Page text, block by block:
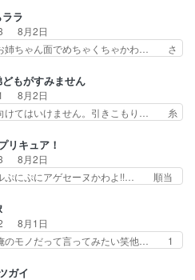
ヤする別れ方だ… 役で出演させてい
！よろしくお… 毎クールメインヒロ
なっちゃう…
木ともりちゃんのね… デフォルメさ
に多かったのが印… 葵＆茜の回も良
の証拠写真、ひ… 互いが互いのこと
のにすれ違っ… 第５話をｄアニメス
い〟と言… 本当この作品は「キャ
のがうま… みずかちゃんの介入で双
が………
ラ
8月2日
姉ちゃん面でめちゃくちゃかわ… さ
みんなに謝ったララの思い… 仕事に
り観ていて苦しいところ… ララちゃ
う少し皆に話して良い… ララと茉里
バイト。七転八倒し… 労働するプリ
て、帰りにカメ… ララが働く事での
。働いて大変… 地道に働き人と関わ
愛を見いだ…
もがすみません
8月2日
けてはいけません。引きこもり… 糸
んだけどあの中村大樹さん… 糸ちゃ
色んな意味でwゲームが… 姉から性
ないよね？なんて言わ… テーマ：引
由感想は、久しぶり… 元ゲーマーな
かしいね(*´… 糸と源ははよ好きお
んかい！引… ショウくんと対等に話
ムをする…
リキュア！
8月2日
ぷにぷにアゲセーヌかわよ!!… 順当
に探偵事務所で働き始め… ポワロ、
して原作に誘導するの… くれあさん
の初事件にしてちょ… ・急にクイズ
たw・妖精ウソノ… るるかの助手だ
さん探偵すぎ… 突然のポアロクイズ
8月1日
のモノだって言ってみたい笑他… 1
年分の誕生日プレゼント… 柚子は
ガイ